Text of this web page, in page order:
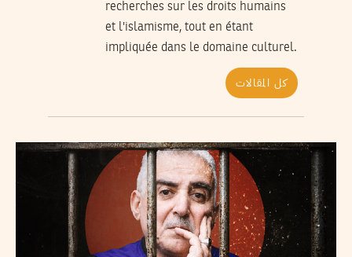
recherches sur les droits humains
et l'islamisme, tout en étant
impliquée dans le domaine culturel.
كل المقالات